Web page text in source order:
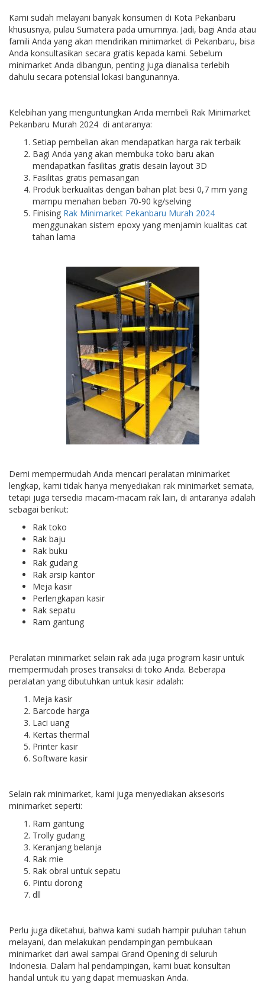
Kami sudah melayani banyak konsumen di Kota Pekanbaru
khususnya, pulau Sumatera pada umumnya. Jadi, bagi Anda atau
famili Anda yang akan mendirikan minimarket di Pekanbaru, bisa
Anda konsultasikan secara gratis kepada kami. Sebelum
minimarket Anda dibangun, penting juga dianalisa terlebih
dahulu secara potensial lokasi bangunannya.
Kelebihan yang menguntungkan Anda membeli Rak Minimarket
Pekanbaru Murah 2024 di antaranya:
Setiap pembelian akan mendapatkan harga rak terbaik
Bagi Anda yang akan membuka toko baru akan
mendapatkan fasilitas gratis desain layout 3D
Fasilitas gratis pemasangan
Produk berkualitas dengan bahan plat besi 0,7 mm yang
mampu menahan beban 70-90 kg/selving
Finising Rak Minimarket Pekanbaru Murah 2024
menggunakan sistem epoxy yang menjamin kualitas cat
tahan lama
Demi mempermudah Anda mencari peralatan minimarket
lengkap, kami tidak hanya menyediakan rak minimarket semata,
tetapi juga tersedia macam-macam rak lain, di antaranya adalah
sebagai berikut:
Rak toko
Rak baju
Rak buku
Rak gudang
Rak arsip kantor
Meja kasir
Perlengkapan kasir
Rak sepatu
Ram gantung
Peralatan minimarket selain rak ada juga program kasir untuk
mempermudah proses transaksi di toko Anda. Beberapa
peralatan yang dibutuhkan untuk kasir adalah:
Meja kasir
Barcode harga
Laci uang
Kertas thermal
Printer kasir
Software kasir
Selain rak minimarket, kami juga menyediakan aksesoris
minimarket seperti:
Ram gantung
Trolly gudang
Keranjang belanja
Rak mie
Rak obral untuk sepatu
Pintu dorong
dll
Perlu juga diketahui, bahwa kami sudah hampir puluhan tahun
melayani, dan melakukan pendampingan pembukaan
minimarket dari awal sampai Grand Opening di seluruh
Indonesia. Dalam hal pendampingan, kami buat konsultan
handal untuk itu yang dapat memuaskan Anda.